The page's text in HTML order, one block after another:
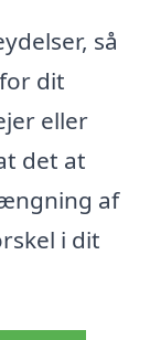
så
dit
eller
det at
af
i dit